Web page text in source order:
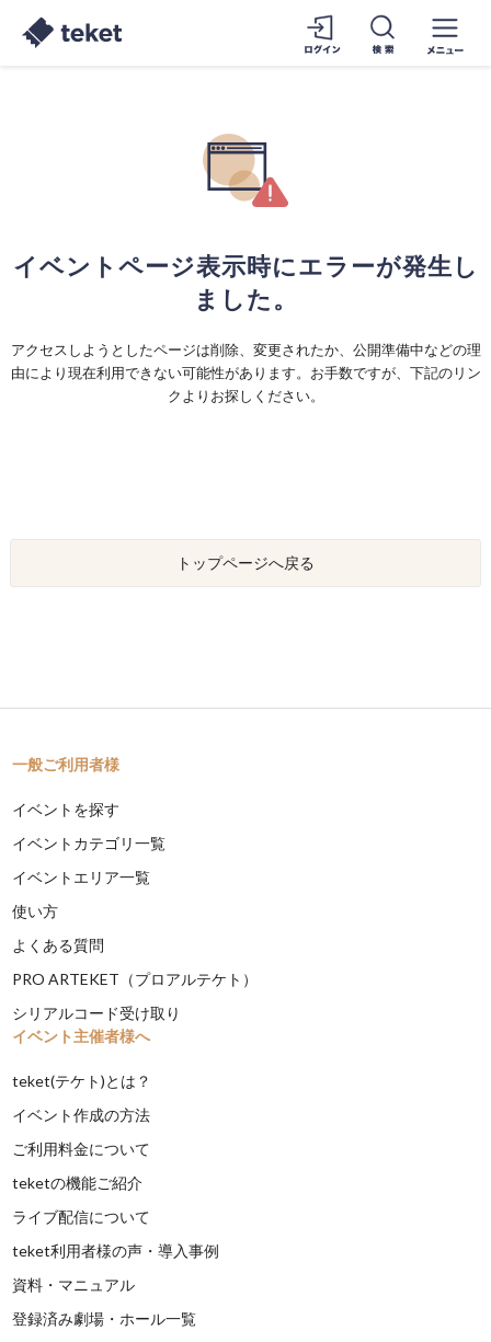
イベントページ表示時にエラーが発生し
ました。
アクセスしようとしたページは削除、変更されたか、公開準備中などの理
由により現在利用できない可能性があります。お手数ですが、下記のリン
クよりお探しください。
トップページへ戻る
一般ご利用者様
イベントを探す
イベントカテゴリ一覧
イベントエリア一覧
使い方
よくある質問
PRO ARTEKET（プロアルテケト）
シリアルコード受け取り
イベント主催者様へ
teket(テケト)とは？
イベント作成の方法
ご利用料金について
teketの機能ご紹介
ライブ配信について
teket利用者様の声・導入事例
資料・マニュアル
登録済み劇場・ホール一覧